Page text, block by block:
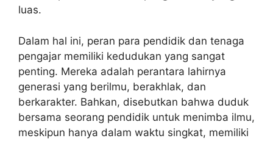
luas.
Dalam hal ini, peran para pendidik dan tenaga
pengajar memiliki kedudukan yang sangat
penting. Mereka adalah perantara lahirnya
generasi yang berilmu, berakhlak, dan
berkarakter. Bahkan, disebutkan bahwa duduk
bersama seorang pendidik untuk menimba ilmu,
meskipun hanya dalam waktu singkat, memiliki